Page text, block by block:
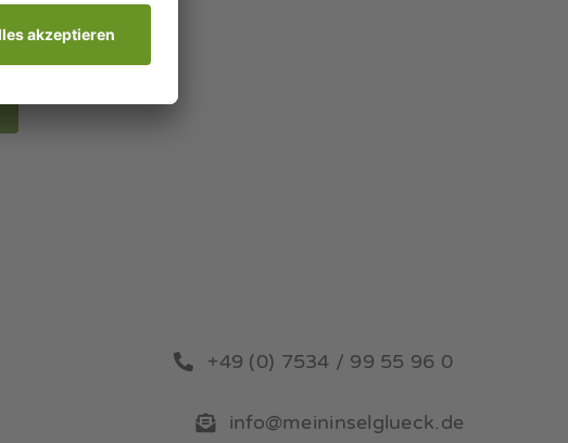
+49 (0) 7534 / 99 55 96 0
info@meininselglueck.de